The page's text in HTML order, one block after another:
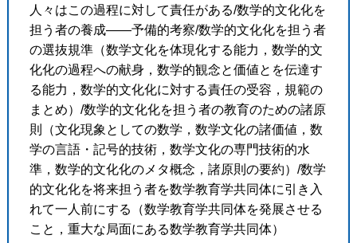
人々はこの過程に対して責任がある/数学的文化化を
担う者の養成――予備的考察/数学的文化化を担う者
の選抜規準（数学文化を体現化する能力，数学的文
化化の過程への献身，数学的観念と価値とを伝達す
る能力，数学的文化化に対する責任の受容，規範の
まとめ）/数学的文化化を担う者の教育のための諸原
則（文化現象としての数学，数学文化の諸価値，数
学の言語・記号的技術，数学文化の専門技術的水
準，数学的文化化のメタ概念，諸原則の要約）/数学
的文化化を将来担う者を数学教育学共同体に引き入
れて一人前にする（数学教育学共同体を発展させる
こと，重大な局面にある数学教育学共同体）